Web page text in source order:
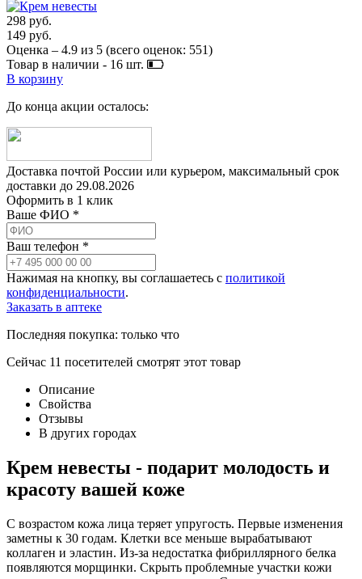
298 руб.
149 руб.
Оценка – 4.9 из 5 (всего оценок: 551)
Товар в наличии - 16 шт.
В корзину
До конца акции осталось:
Доставка почтой России или курьером, максимальный срок
доставки до 29.08.2026
Оформить в 1 клик
Ваше ФИО *
Ваш телефон *
Нажимая на кнопку, вы соглашаетесь с политикой
конфиденциальности.
Заказать в аптеке
Последняя покупка: только что
Сейчас 11 посетителей смотрят этот товар
Описание
Свойства
Отзывы
В других городах
Крем невесты - подарит молодость и
красоту вашей коже
С возрастом кожа лица теряет упругость. Первые изменения
заметны к 30 годам. Клетки все меньше вырабатывают
коллаген и эластин. Из-за недостатка фибриллярного белка
появляются морщинки. Скрыть проблемные участки кожи